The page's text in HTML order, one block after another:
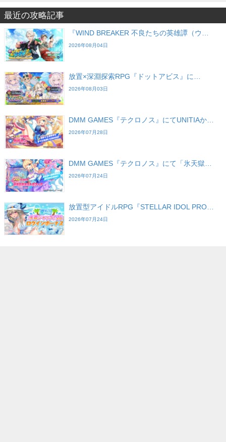
最近の攻略記事
『WIND BREAKER 不良たちの英雄譚（ウ…
2026年08月04日
放置×深淵探索RPG『ドットアビス』に…
2026年08月03日
DMM GAMES『テクロノス』にてUNITIAか…
2026年07月28日
DMM GAMES『テクロノス』にて「氷天獄…
2026年07月24日
放置型アイドルRPG『STELLAR IDOL PRO…
2026年07月24日